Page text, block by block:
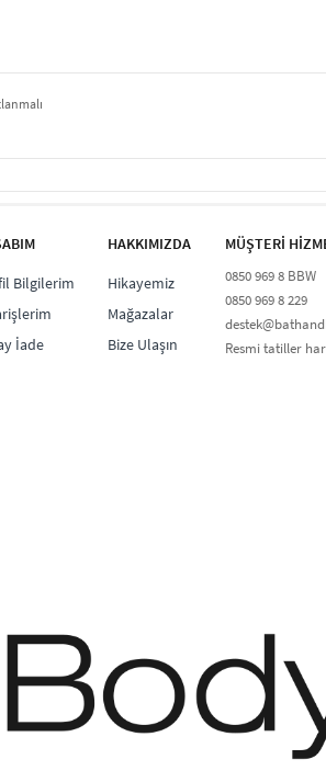
Bilgilerim
İade
HAKKIMIZDA
Hikayemiz
Mağazalar
Bize Ulaşın
MÜŞTERİ
0850 969 8 BBW​
0850 969 8 229​​
Resmi tatiller